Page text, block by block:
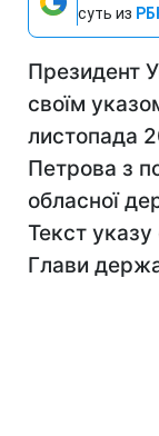
суть из
Президент
своїм
листопада
Петрова з
обласної
Текст указу
Глави